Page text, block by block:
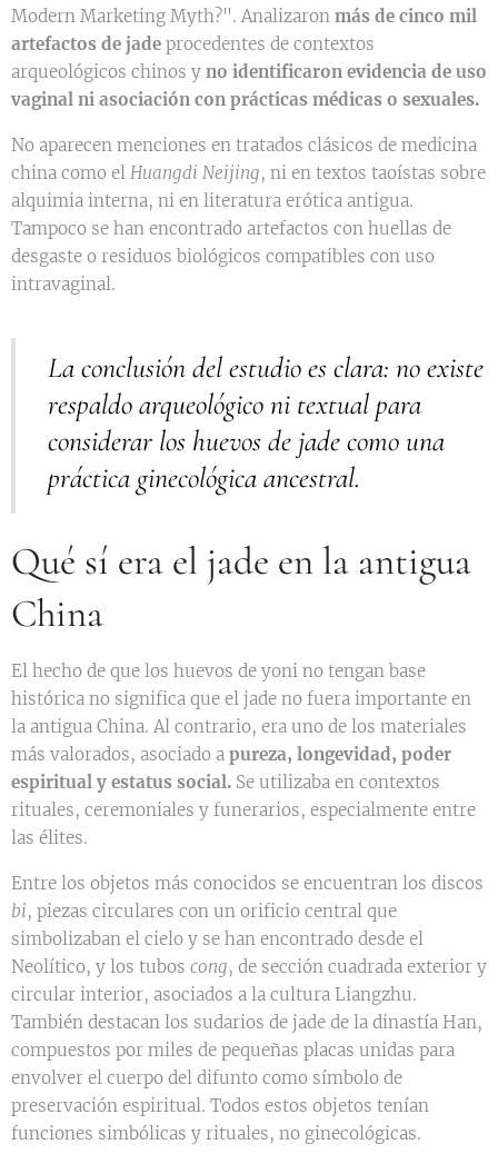
Modern Marketing Myth?". Analizaron más de cinco mil
artefactos de jade procedentes de contextos
arqueológicos chinos y no identificaron evidencia de uso
vaginal ni asociación con prácticas médicas o sexuales.
No aparecen menciones en tratados clásicos de medicina
china como el Huangdi Neijing, ni en textos taoístas sobre
alquimia interna, ni en literatura erótica antigua.
Tampoco se han encontrado artefactos con huellas de
desgaste o residuos biológicos compatibles con uso
intravaginal.
La conclusión del estudio es clara: no existe
respaldo arqueológico ni textual para
considerar los huevos de jade como una
práctica ginecológica ancestral.
Qué sí era el jade en la antigua
China
El hecho de que los huevos de yoni no tengan base
histórica no significa que el jade no fuera importante en
la antigua China. Al contrario, era uno de los materiales
más valorados, asociado a pureza, longevidad, poder
espiritual y estatus social. Se utilizaba en contextos
rituales, ceremoniales y funerarios, especialmente entre
las élites.
Entre los objetos más conocidos se encuentran los discos
bi, piezas circulares con un orificio central que
simbolizaban el cielo y se han encontrado desde el
Neolítico, y los tubos cong, de sección cuadrada exterior y
circular interior, asociados a la cultura Liangzhu.
También destacan los sudarios de jade de la dinastía Han,
compuestos por miles de pequeñas placas unidas para
envolver el cuerpo del difunto como símbolo de
preservación espiritual. Todos estos objetos tenían
funciones simbólicas y rituales, no ginecológicas.